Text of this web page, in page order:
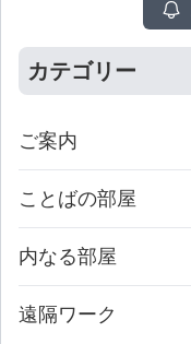
カテゴリー
ご案内
ことばの部屋
内なる部屋
遠隔ワーク